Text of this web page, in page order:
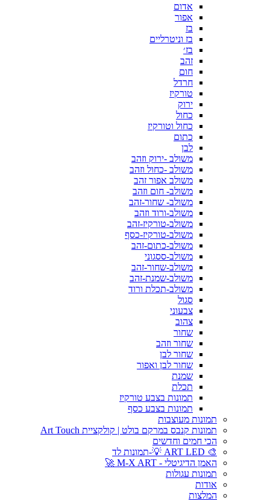
אדום
אפור
בז
בז וניטרליים
בז׳
זהב
חום
חרדל
טורקיז
ירוק
כחול
כחול וטורקיז
כתום
לבן
משולב -ירוק וזהב
משולב -כחול וזהב
משולב אפור זהב
משולב- חום וזהב
משולב- שחור-זהב
משולב-ורוד וזהב
משולב-טורקיז-זהב
משולב-טורקיז-כסף
משולב-כתום-זהב
משולב-ססגוני
משולב-שחור-זהב
משולב-שמנת-זהב
משולב-תכלת ורוד
סגול
צבעוני
צהוב
שחור
שחור וזהב
שחור לבן
שחור לבן ואפור
שמנת
תכלת
תמונות בצבע טורקיז
תמונות בצבע כסף
תמונות מעוצבות
תמונות קנבס במרקם בולט | קולקציית Art Touch
הכי חמים וחדשים
🎨 ART LED 💡-תמונות לד
האמן הדיגיטלי - M-X ART 🚀
תמונות עגולות
אודות
המלצות